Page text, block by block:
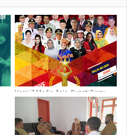
Versi 7 Media Asia, Bupati Barru
Masuk Nominasi 10 Top Leader
Indonesia